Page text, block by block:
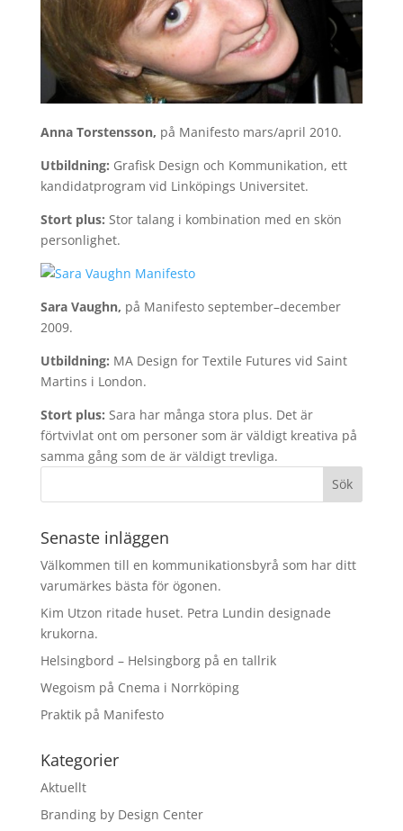
Anna Torstensson, på Manifesto mars/april 2010.
Utbildning: Grafisk Design och Kommunikation, ett
kandidatprogram vid Linköpings Universitet.
Stort plus: Stor talang i kombination med en skön
personlighet.
Sara Vaughn, på Manifesto september–december
2009.
Utbildning: MA Design for Textile Futures vid Saint
Martins i London.
Stort plus: Sara har många stora plus. Det är
förtvivlat ont om personer som är väldigt kreativa på
samma gång som de är väldigt trevliga.
Senaste inläggen
Välkommen till en kommunikationsbyrå som har ditt
varumärkes bästa för ögonen.
Kim Utzon ritade huset. Petra Lundin designade
krukorna.
Helsingbord – Helsingborg på en tallrik
Wegoism på Cnema i Norrköping
Praktik på Manifesto
Kategorier
Aktuellt
Branding by Design Center